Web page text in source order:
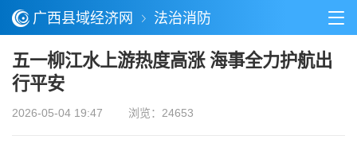
广西县域经济网 法治消防
五一柳江水上游热度高涨 海事全力护航出
行平安
2026-05-04 19:47 浏览：24653